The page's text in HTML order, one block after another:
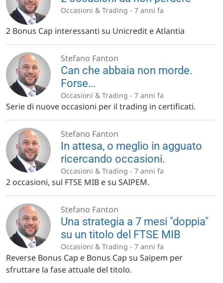
Occasioni & Trading - 7 anni fa
2 Bonus Cap interessanti su Unicredit e Atlantia
Stefano Fanton
Can che abbaia non morde.
Forse…
Occasioni & Trading - 7 anni fa
Serie di nuove occasioni per il trading in certificati.
Stefano Fanton
In attesa, o meglio in agguato
ricercando occasioni.
Occasioni & Trading - 7 anni fa
2 occasioni, sul FTSE MIB e su SAIPEM.
Stefano Fanton
Una strategia a 7 mesi "doppia"
su un titolo del FTSE MIB
Occasioni & Trading - 7 anni fa
Reverse Bonus Cap e Bonus Cap su Saipem per
sfruttare la fase attuale del titolo.